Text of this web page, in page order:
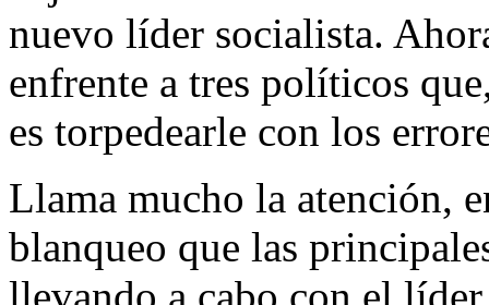
nuevo líder socialista.
enfrente a tres políticos
es torpedearle con los
Llama mucho la atención,
blanqueo que las